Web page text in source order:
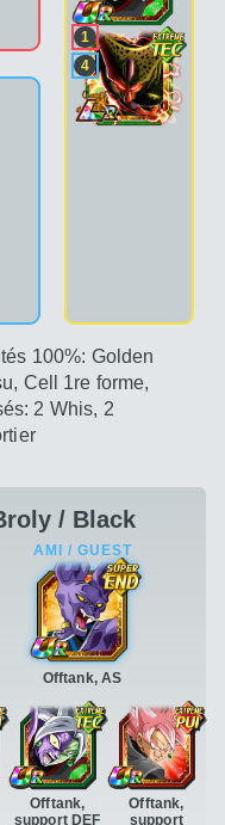
1
4
100%: Golden
Cell 1re forme,
2 Whis, 2
/ Black
Offtank,
support DEF
Offtank,
support
Offtank, AS